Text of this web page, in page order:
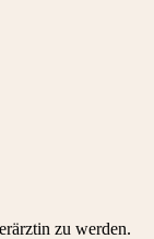
zu werden.